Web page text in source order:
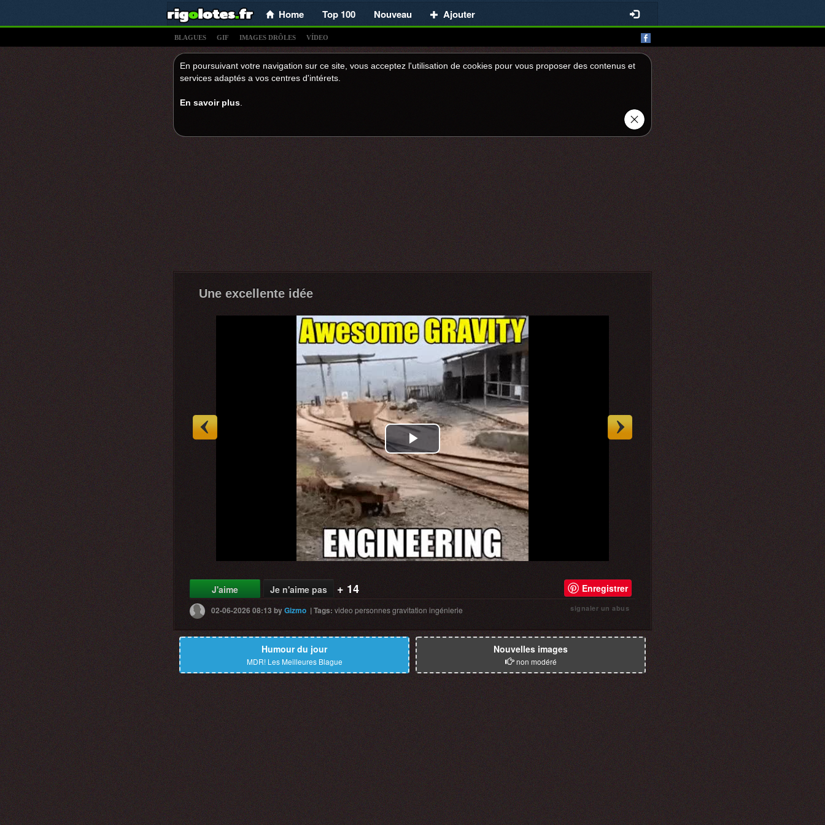
Home Top 100 Nouveau Ajouter
BLAGUES GIF IMAGES DRÔLES VÍDEO
En poursuivant votre navigation sur ce site, vous acceptez l'utilisation de cookies pour vous proposer des contenus et
services adaptés a vos centres d'intérets.
En savoir plus
Une excellente idée
Play
Video
J'aime Je n'aime pas + 14 Enregistrer
02-06-2026 08:13byGizmo |Tags: video personnesgravitation ingénierie signaler un abus
Humour du jour
MDR! Les Meilleures Blague
Nouvelles images
non modéré